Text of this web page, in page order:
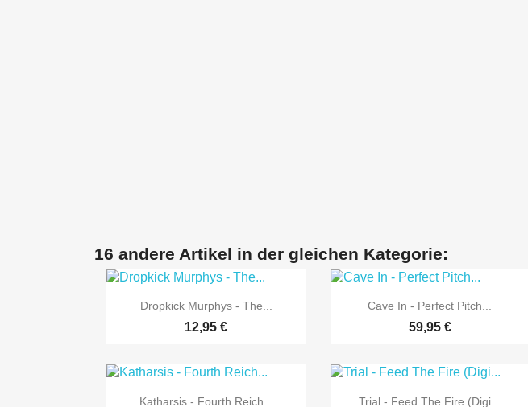
16 andere Artikel in der gleichen Kategorie:
 Vorschau
Dropkick Murphys - The...
12,95 €
 Vorschau
Cave In - Perfect Pitch...
59,95 €
 Vorschau
Katharsis - Fourth Reich...  Vorschau
Trial - Feed The Fire (Digi...